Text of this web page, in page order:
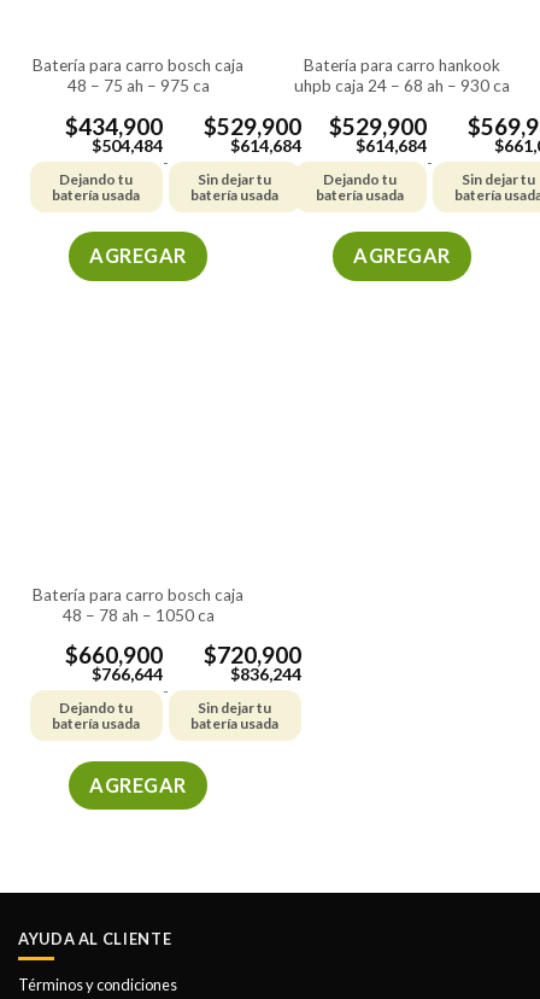
página
de
producto
página
de
producto
batería para carro bosch caja
48 – 75 ah – 975 ca
$434,900
$504,484
Dejando tu
batería usada
-
$529,900
$614,684
Sin dejar tu
batería usada
AGREGAR
página
de
producto
batería para carro hankook
uhpb caja 24 – 68 ah – 930 ca
$529,900
$614,684
Dejando tu
batería usada
-
$
$
Sin dejar tu
batería
AGREGAR
batería para carro bosch caja
48 – 78 ah – 1050 ca
$660,900
$766,644
Dejando tu
batería usada
-
$720,900
$836,244
Sin dejar tu
batería usada
AGREGAR
múltiples
Las
AYUDA AL CLIENTE
Términos y condiciones